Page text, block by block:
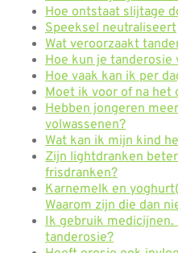
Hoe ontstaat slijtage
Speeksel neutraliseert
Wat veroorzaakt
Hoe kun je tanderosie
Hoe vaak kan ik per
Moet ik voor of na
Hebben jongeren
volwassenen?
Wat kan ik mijn kind
Zijn lightdranken
frisdranken?
Karnemelk en
Waarom zijn die dan
Ik gebruik medicijnen.
tanderosie?